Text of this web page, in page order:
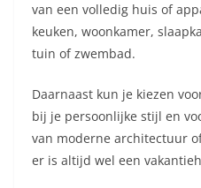
van een volledig huis of
keuken, woonkamer,
tuin of zwembad.
Daarnaast kun je kiezen
bij je persoonlijke stijl en
van moderne architectuur
er is altijd wel een